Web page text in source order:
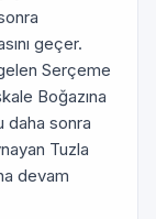
geçer.
gelen Serçeme
Boğazına
daha sonra
Tuzla
devam